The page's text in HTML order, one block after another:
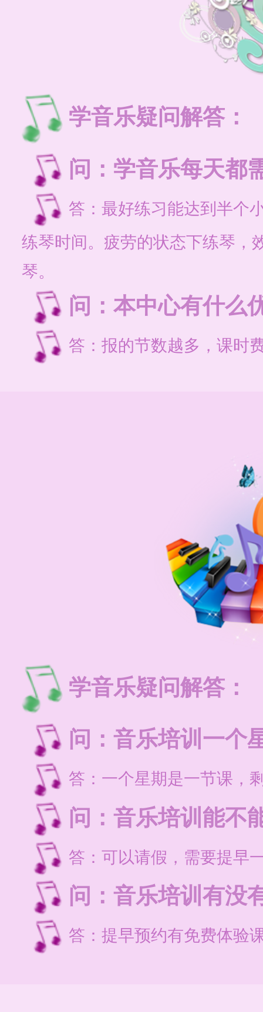
学音乐疑问解答：
问：学音乐每天都
答：最好练习能达到半个
练琴时间。疲劳的状态下练琴，
琴。
问：本中心有什么
答：报的节数越多，课时
学音乐疑问解答：
问：音乐培训一个
答：一个星期是一节课，
问：音乐培训能不
答：可以请假，需要提早
问：音乐培训有没
答：提早预约有免费体验